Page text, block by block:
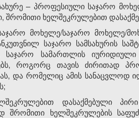
– პროფესიული საჯარო
შრომითი ხელშეკრულებით
მოხელე/საჯარო მოხელე/
საჯარო სამსახურის
საჯარო სამართლის
როგორც თავის ძირითად
და რომელიც ამის სანაცვლოდ
დასაქმებული
შრომითი ხელშეკრულების